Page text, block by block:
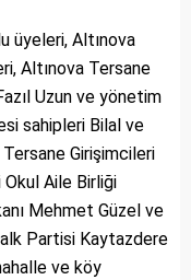
üyeleri, Altınova
Altınova Tersane
Uzun ve yönetim
sahipleri Bilal ve
Girişimcileri
Aile Birliği
Mehmet Güzel ve
Partisi Kaytazdere
ve köy